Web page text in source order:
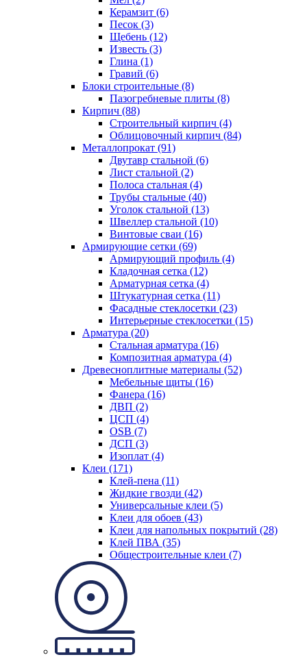
Керамзит (6)
Песок (3)
Щебень (12)
Известь (3)
Глина (1)
Гравий (6)
Блоки строительные (8)
Пазогребневые плиты (8)
Кирпич (88)
Строительный кирпич (4)
Облицовочный кирпич (84)
Металлопрокат (91)
Двутавр стальной (6)
Лист стальной (2)
Полоса стальная (4)
Трубы стальные (40)
Уголок стальной (13)
Швеллер стальной (10)
Винтовые сваи (16)
Армирующие сетки (69)
Армирующий профиль (4)
Кладочная сетка (12)
Арматурная сетка (4)
Штукатурная сетка (11)
Фасадные стеклосетки (23)
Интерьерные стеклосетки (15)
Арматура (20)
Стальная арматура (16)
Композитная арматура (4)
Древесноплитные материалы (52)
Мебельные щиты (16)
Фанера (16)
ДВП (2)
ЦСП (4)
OSB (7)
ДСП (3)
Изоплат (4)
Клеи (171)
Клей-пена (11)
Жидкие гвозди (42)
Универсальные клеи (5)
Клеи для обоев (43)
Клеи для напольных покрытий (28)
Клей ПВА (35)
Общестроительные клеи (7)